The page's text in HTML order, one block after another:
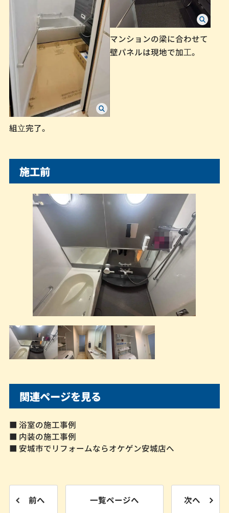
組⽴完了。
マンションの梁に合わせて
壁パネルは現地で加⼯。
施工前
関連ページを見る
■ 浴室の施工事例
■ 内装の施工事例
■ 安城市でリフォームならオケゲン安城店へ
前へ 一覧ページへ 次へ